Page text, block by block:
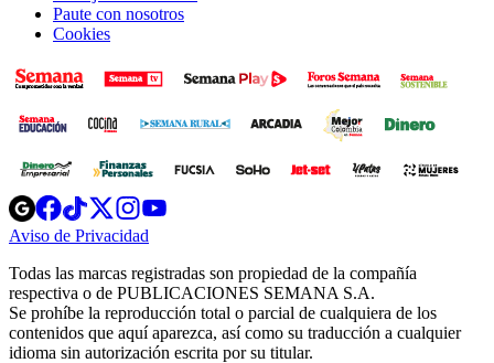
Paute con nosotros
Cookies
Opens
in
new
Opens
in
new
Opens
in
new
window
Opens
new
windowwindow
Aviso de Privacidad
new
window
Todas las marcas registradas son propiedad de la compañía
respectiva o de PUBLICACIONES SEMANA S.A.
Se prohíbe la reproducción total o parcial de cualquiera de los
contenidos que aquí aparezca, así como su traducción a cualquier
idioma sin autorización escrita por su titular.